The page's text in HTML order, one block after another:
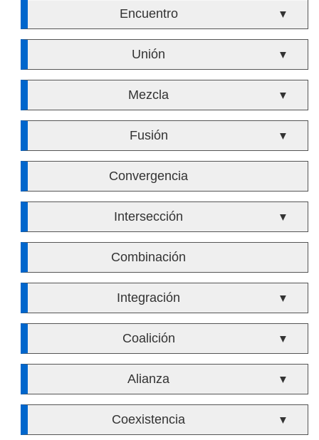
Encuentro ▼
Unión ▼
Mezcla ▼
Fusión ▼
Convergencia
Intersección ▼
Combinación
Integración ▼
Coalición ▼
Alianza ▼
Coexistencia ▼